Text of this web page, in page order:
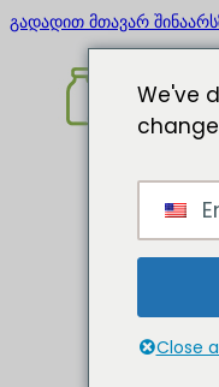
გადადით მთავარ
მთავარი
შესახებ
შუშის
We've
Close